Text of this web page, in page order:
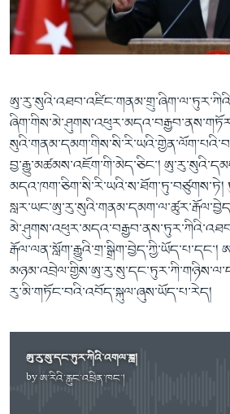
འཚོལ་
ཞིབ་
ལ་
དྲ་བརྙན་གསར་འགྱུར།
ཁ་བའི་མི་སྣ།
དཔེ་ཀློག
ཆབ་སྲིད་བཙོན་པ་ངོ་སྤྲོད།
བགྲོ་གླེང་མདུན་ལྕོག
བསྐྱར་ཞིབ།
དཔེ་ཀློག
ཕ་ཡུལ་གླེང་སྟེགས།
ཆོས་རིག་ལེ་ཚན།
གཞོན་སྐྱེས་དང་ཤེས་ཡོན།
འཕྲོད་བསྟེན་དང་དོན་ལྡན་གྱི་མི་ཚེ།
གངས་རིའི་བྲག་ཅ།
བུད་མེད།
Learning English
རྗེས་འབྲངས།
སྐད་ཡིག
བྱ་རྒྱུ་མཚམས་འཇོག་གི་མེད་ཅིང་།
རྒོལ་ལན་སློག་རྒྱུའི་གྲ་སྒྲིག་བྱེད་ཀྱི་ཡོད་པ་དང་།
རུ་མི་གཏོང་བའི་འབོད་སྐུལ་ཞུས་ཡོད་པ་རེད།
ཨུ་རུ་སུ་དང་ཏུར་ཀིའི་འགལ་ཟླ།
byཨ་རིའི་རླུང་འཕྲིན་ཁང་།No media source